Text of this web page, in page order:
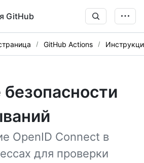
GitHub
GitHub Actions
OpenID Connect в
для проверки